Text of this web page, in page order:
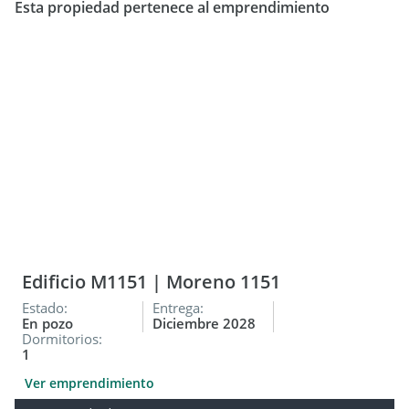
permitida su utilización comercial. FURIGO Negocios
Esta propiedad pertenece al emprendimiento
Edificio M1151 | Moreno 1151
Estado:
En pozo
Entrega:
Diciembre 2028
Dormitorios:
1
Ver emprendimiento